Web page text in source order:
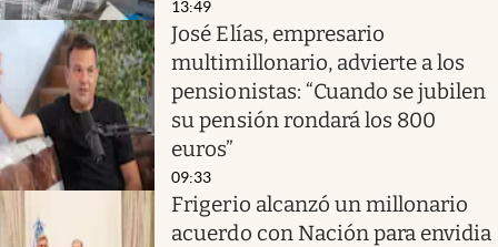
13:49
José Elías, empresario
multimillonario, advierte a los
pensionistas: “Cuando se jubilen
su pensión rondará los 800
euros”
09:33
Frigerio alcanzó un millonario
acuerdo con Nación para envidia